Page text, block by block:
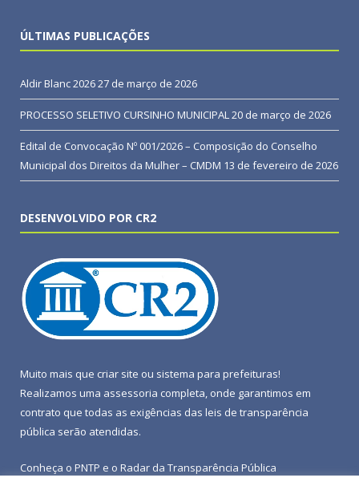
ÚLTIMAS PUBLICAÇÕES
Aldir Blanc 202627 de março de 2026
PROCESSO SELETIVO CURSINHO MUNICIPAL20 de março de 2026
Edital de Convocação Nº 001/2026 – Composição do Conselho
Municipal dos Direitos da Mulher – CMDM 13 de fevereiro de 2026
DESENVOLVIDO POR CR2
Muito mais que criar site ou sistema para prefeituras!
Realizamos uma assessoria completa, onde garantimos em
contrato que todas as exigências das leis de transparência
pública serão atendidas.
Conheça o PNTP e o Radar da Transparência Pública